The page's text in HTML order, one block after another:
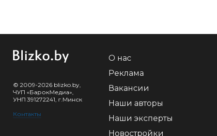
© 2009-2026 blizko.by,
ЧУП «БарокМедиа»,
УНП 391272241, г.Минск
Контакты
О нас
Реклама
Вакансии
Наши авторы
Наши эксперты
Новостройки